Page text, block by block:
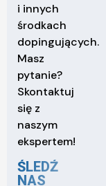
i innych
środkach
dopingujących.
Masz
pytanie?
Skontaktuj
się z
naszym
ekspertem!
ŚLEDŹ
NAS